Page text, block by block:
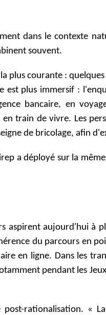
dans le contexte
souvent.
plus courante :
plus immersif :
bancaire, en
train de vivre. Les
de bricolage, afin
a déployé sur la
aspirent aujourd'hui à
du parcours en
en ligne. Dans les
pendant les
post-rationalisation. «